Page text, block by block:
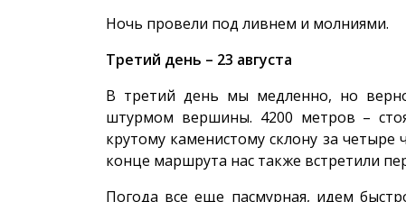
Ночь провели под ливнем и молниями.
Третий день – 23 августа
В третий день мы медленно, но
штурмом вершины. 4200 метров –
крутому каменистому склону за
конце маршрута нас также встретили
Погода все еще пасмурная, идем